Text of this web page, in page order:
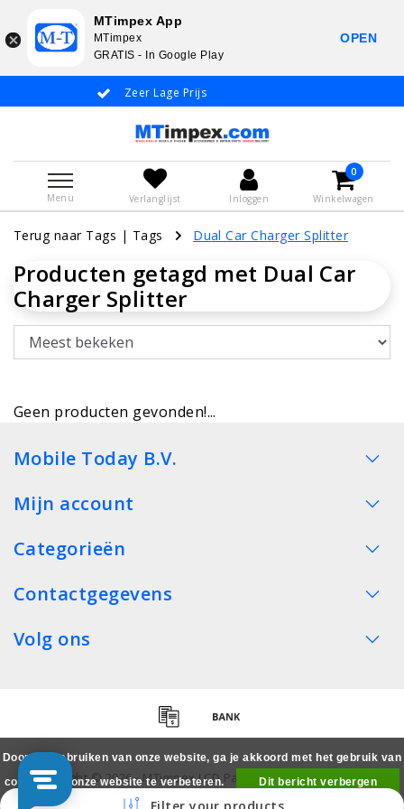
Zeer Lage Prijs
Menu Verlanglijst Inloggen
0
Winkelwagen
Terug naar Tags | Tags Dual Car Charger Splitter
Producten getagd met Dual Car
Charger Splitter
Geen producten gevonden!...
Mobile Today B.V.
Mijn account
Categorieën
Contactgegevens
Volg ons
Copyright © 2026 - MTimpex LCD Parts Cases Groothandel
Smartphone - All rights reserved
Door het gebruiken van onze website, ga je akkoord met het gebruik van
cookies om onze website te verbeteren.
Dit bericht verbergen
Meer over cookies »
MTimpex App
MTimpex
GRATIS - In Google Play
OPEN